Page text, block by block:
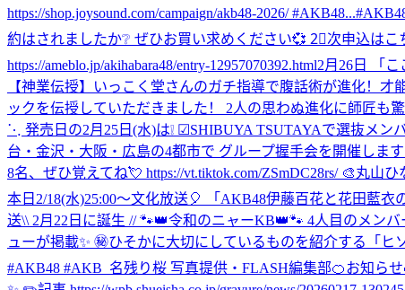
https://shop.joysound.com/campaign/akb48-2026/ #AKB48...
約はされましたか❔ ぜひお買い求めください💞 2⃣次申込はこ
https://ameblo.jp/akihabara48/entry-12957070392.html2月26日 「こ
【神業伝授】いっこく堂さんのガチ指導で腹話術が進化！
ックを伝授していただきました！ 2人の思わぬ進化に師匠も
⋱ 発売日の2月25日(水)は❕ ☑︎SHIBUYA TSUTAYAで選抜メン
台・金沢・大阪・広島の4都市で グループ握手会を開催しま
8名、ぜひ覚えてね💘 https://vt.tiktok.com/ZSmDC28rs/ 🎨丸
本日2/18(水)25:00～文化放送🎈 「AKB48伊藤百花と花田藍
送\\ 2月22日に誕生 // 🐾👑令和のニャーKB👑🐾 4人目のメン
ューが掲載✨ ㊙️ひそかに大切にしているものを紹介する「
#AKB48 #AKB_名残り桜 写真提供・FLASH編集部🍊お知ら